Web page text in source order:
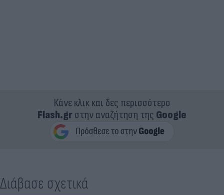
Κάνε κλικ και δες περισσότερο
Flash.grστην αναζήτηση της Google
Διάβασε σχετικά